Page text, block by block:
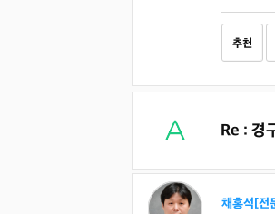
추천
Re : 경
채홍석[전